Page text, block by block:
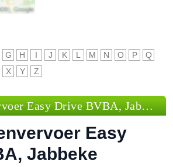
G H I J K L M N O P
Q
X Y Z
Luchthavenvervoer Easy Drive BVBA, Jabbeke
Easy
Jabbeke